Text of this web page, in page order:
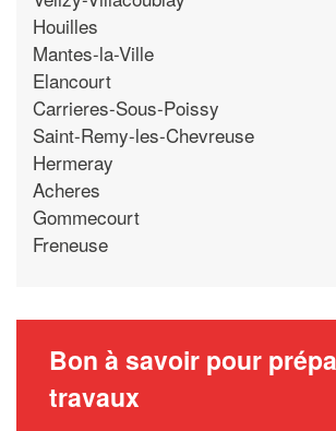
Houilles
Mantes-la-Ville
Elancourt
Carrieres-Sous-Poissy
Saint-Remy-les-Chevreuse
Hermeray
Acheres
Gommecourt
Freneuse
Bon à savoir pour
travaux